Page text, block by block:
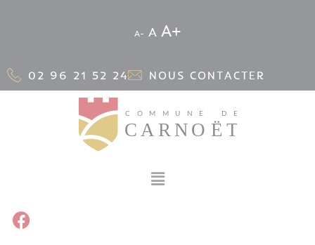
A A A
02 96 21 52 24 NOUS CONTACTER